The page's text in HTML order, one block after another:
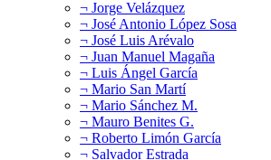
¬ Jorge Velázquez
¬ José Antonio López Sosa
¬ José Luis Arévalo
¬ Juan Manuel Magaña
¬ Luis Ángel García
¬ Mario San Martí
¬ Mario Sánchez M.
¬ Mauro Benites G.
¬ Roberto Limón García
¬ Salvador Estrada